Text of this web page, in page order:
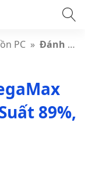
PC » Đánh Giá PSU VSP MegaMax VS650D 650W – Hiệu Suất 89%, An Toàn & Ổn Định
89%,